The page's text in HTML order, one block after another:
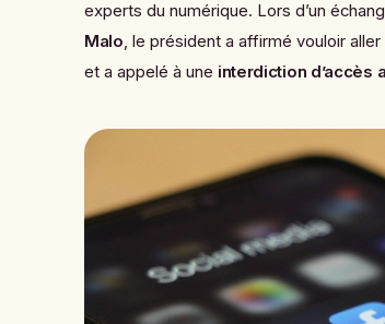
experts du numérique. Lors d’un
Malo, le président a affirmé vouloir
et a appelé à une interdiction d’accès